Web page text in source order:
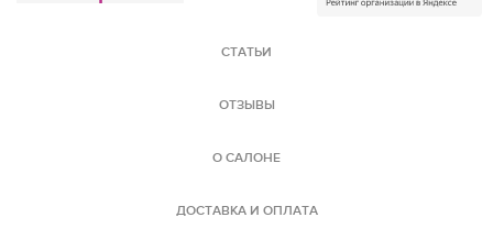
СТАТЬИ
ОТЗЫВЫ
О САЛОНЕ
ДОСТАВКА И ОПЛАТА